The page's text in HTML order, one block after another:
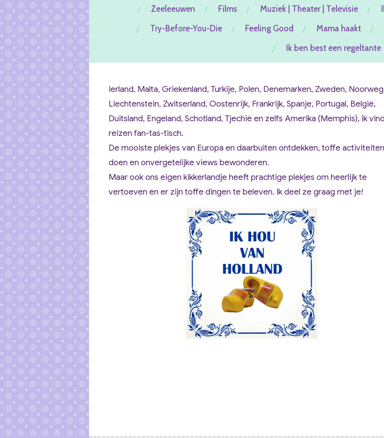
Zeeleeuwen
Films Muziek | Theater | Televisie
Try-Before-You-Die
Feeling Good Mama haakt
Ik ben best een regeltante
Ierland, Malta, Griekenland, Turkije, Polen, Denemarken, Zweden,
Liechtenstein, Zwitserland, Oostenrijk, Frankrijk, Spanje, Portugal, België,
Duitsland, Engeland, Schotland, Tjechië en zelfs Amerika (Memphis), ik
reizen fan-tas-tisch.
De mooiste plekjes van Europa en daarbuiten ontdekken, toffe activiteiten
doen en onvergetelijke views bewonderen.
Maar ook ons eigen kikkerlandje heeft prachtige plekjes om heerlijk te
vertoeven en er zijn toffe dingen te beleven. Ik deel ze graag met je!